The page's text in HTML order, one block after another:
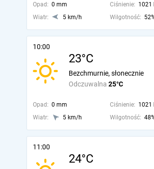
Opad: 0 mm Ciśnienie: 1021
Wiatr:
5 km/h Wilgotność:
10:00
23°C
Odczuwalna 25°C
Bezchmurnie, słonecznie
Opad: 0 mm Ciśnienie: 1021
Wiatr:
5 km/h Wilgotność:
11:00
24°C